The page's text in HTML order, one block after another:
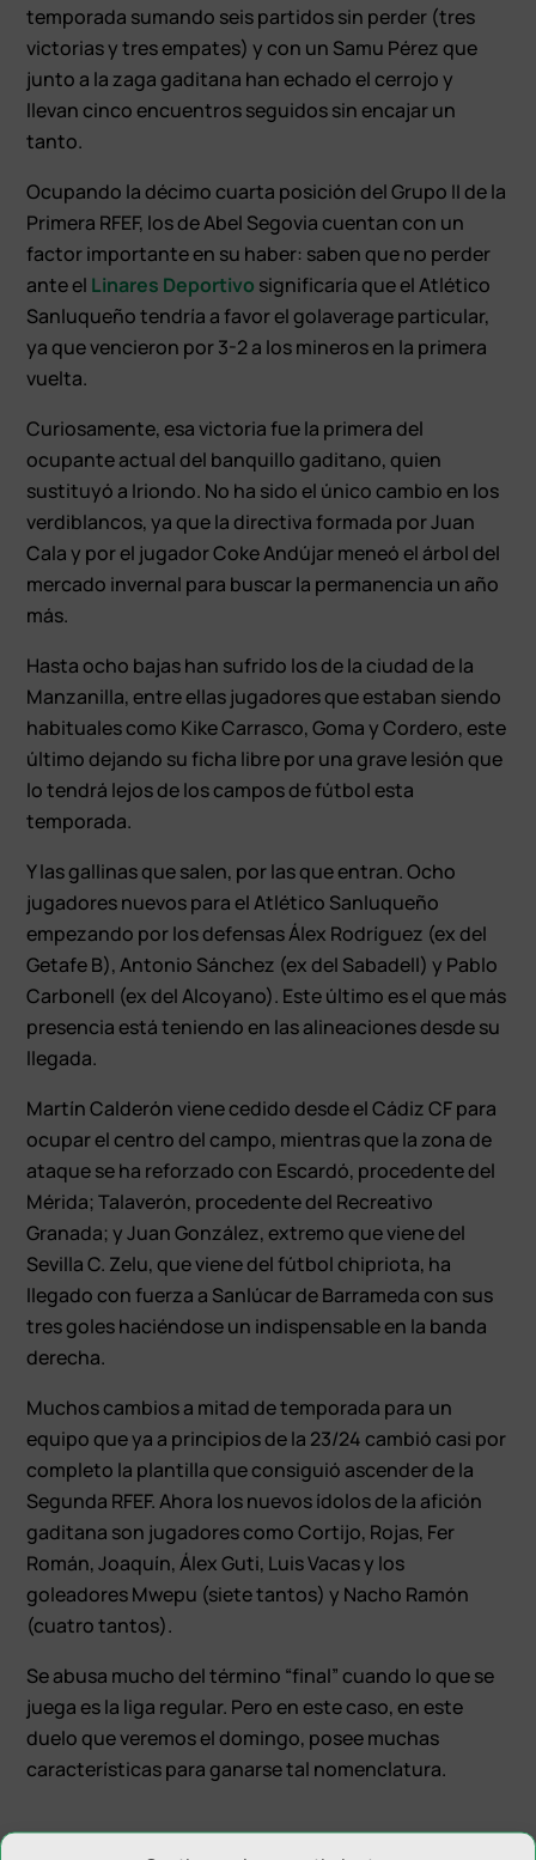
temporada sumando seis partidos sin perder (tres
victorias y tres empates) y con un Samu Pérez que
junto a la zaga gaditana han echado el cerrojo y
llevan cinco encuentros seguidos sin encajar un
tanto.
Ocupando la décimo cuarta posición del Grupo II de la
Primera RFEF, los de Abel Segovia cuentan con un
factor importante en su haber: saben que no perder
ante el Linares Deportivo significaría que el Atlético
Sanluqueño tendría a favor el golaverage particular,
ya que vencieron por 3-2 a los mineros en la primera
vuelta.
Curiosamente, esa victoria fue la primera del
ocupante actual del banquillo gaditano, quien
sustituyó a Iriondo. No ha sido el único cambio en los
verdiblancos, ya que la directiva formada por Juan
Cala y por el jugador Coke Andújar meneó el árbol del
mercado invernal para buscar la permanencia un año
más.
Hasta ocho bajas han sufrido los de la ciudad de la
Manzanilla, entre ellas jugadores que estaban siendo
habituales como Kike Carrasco, Goma y Cordero, este
último dejando su ficha libre por una grave lesión que
lo tendrá lejos de los campos de fútbol esta
temporada.
Y las gallinas que salen, por las que entran. Ocho
jugadores nuevos para el Atlético Sanluqueño
empezando por los defensas Álex Rodríguez (ex del
Getafe B), Antonio Sánchez (ex del Sabadell) y Pablo
Carbonell (ex del Alcoyano). Este último es el que más
presencia está teniendo en las alineaciones desde su
llegada.
Martín Calderón viene cedido desde el Cádiz CF para
ocupar el centro del campo, mientras que la zona de
ataque se ha reforzado con Escardó, procedente del
Mérida; Talaverón, procedente del Recreativo
Granada; y Juan González, extremo que viene del
Sevilla C. Zelu, que viene del fútbol chipriota, ha
llegado con fuerza a Sanlúcar de Barrameda con sus
tres goles haciéndose un indispensable en la banda
derecha.
Muchos cambios a mitad de temporada para un
equipo que ya a principios de la 23/24 cambió casi por
completo la plantilla que consiguió ascender de la
Segunda RFEF. Ahora los nuevos ídolos de la afición
gaditana son jugadores como Cortijo, Rojas, Fer
Román, Joaquín, Álex Guti, Luis Vacas y los
goleadores Mwepu (siete tantos) y Nacho Ramón
(cuatro tantos).
Se abusa mucho del término “final” cuando lo que se
juega es la liga regular. Pero en este caso, en este
duelo que veremos el domingo, posee muchas
características para ganarse tal nomenclatura.